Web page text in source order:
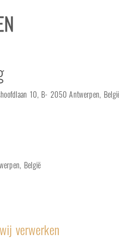
10, B- 2050 Antwerpen,
België
verwerken